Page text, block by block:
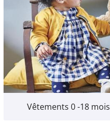
Vêtements 0 -18 mois